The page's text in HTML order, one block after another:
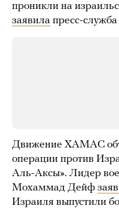
проникли на
заявила пресс-
Движение ХАМАС
операции против
Аль-Аксы». Лидер
Мохаммад Дейф
Израиля выпустили